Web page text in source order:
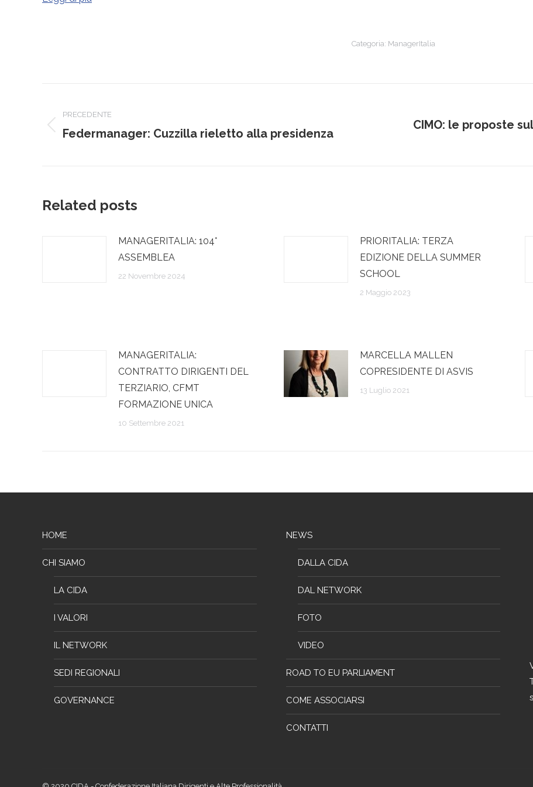
Categoria: ManagerItalia
traPRECEDENTE
Post
Federmanager: Cuzzilla rieletto alla presidenza
Prossimo
CIMO: le proposte
Related posts
MANAGERITALIA: 104°
ASSEMBLEA
22 Novembre 2024
PRIORITALIA: TERZA
EDIZIONE DELLA SUMMER
SCHOOL
2 Maggio 2023
MANAGERITALIA:
CONTRATTO DIRIGENTI DEL
TERZIARIO, CFMT
FORMAZIONE UNICA
10 Settembre 2021
MARCELLA MALLEN
COPRESIDENTE DI ASVIS
13 Luglio 2021
HOME
CHI SIAMO
LA CIDA
I VALORI
IL NETWORK
SEDI REGIONALI
GOVERNANCE
NEWS
DALLA CIDA
DAL NETWORK
FOTO
VIDEO
ROAD TO EU PARLIAMENT
COME ASSOCIARSI
CONTATTI